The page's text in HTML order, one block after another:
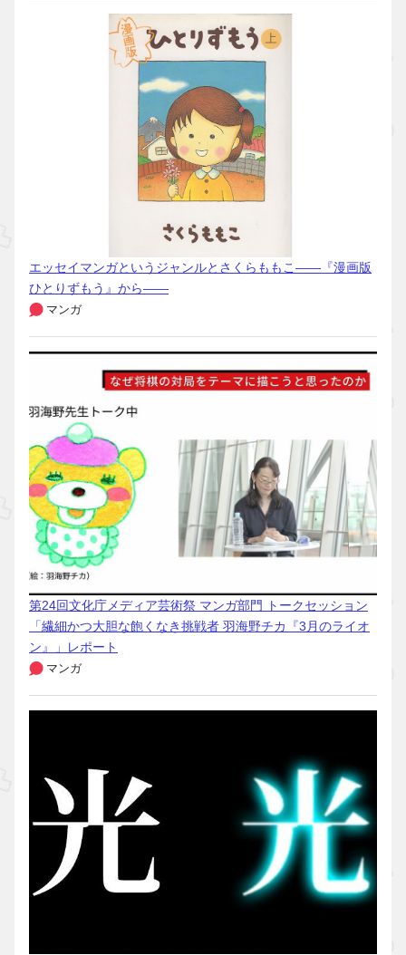
エッセイマンガというジャンルとさくらももこ――『漫画版
ひとりずもう』から――
マンガ
第24回文化庁メディア芸術祭 マンガ部門 トークセッション
「繊細かつ大胆な飽くなき挑戦者 羽海野チカ『3月のライオ
ン』」レポート
マンガ